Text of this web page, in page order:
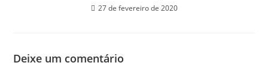
27 de fevereiro de 2020
Deixe um comentário